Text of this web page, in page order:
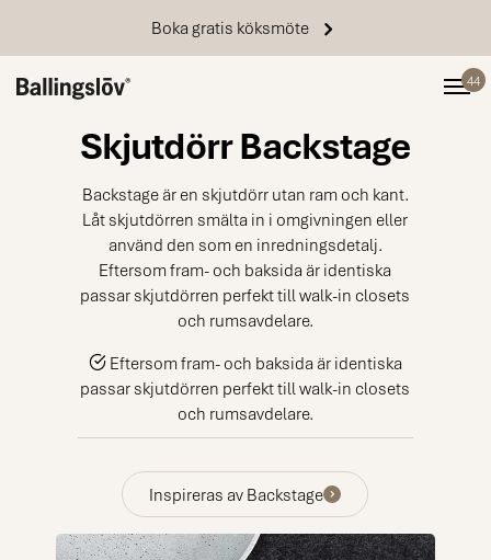
Boka gratis köksmöte
44
STARTSIDA
Skjutdörr Backstage
Backstage är en skjutdörr utan ram och kant.
Låt skjutdörren smälta in i omgivningen eller
använd den som en inredningsdetalj.
Eftersom fram- och baksida är identiska
passar skjutdörren perfekt till walk-in closets
och rumsavdelare.
Eftersom fram- och baksida är identiska
passar skjutdörren perfekt till walk-in closets
och rumsavdelare.
Inspireras av Backstage